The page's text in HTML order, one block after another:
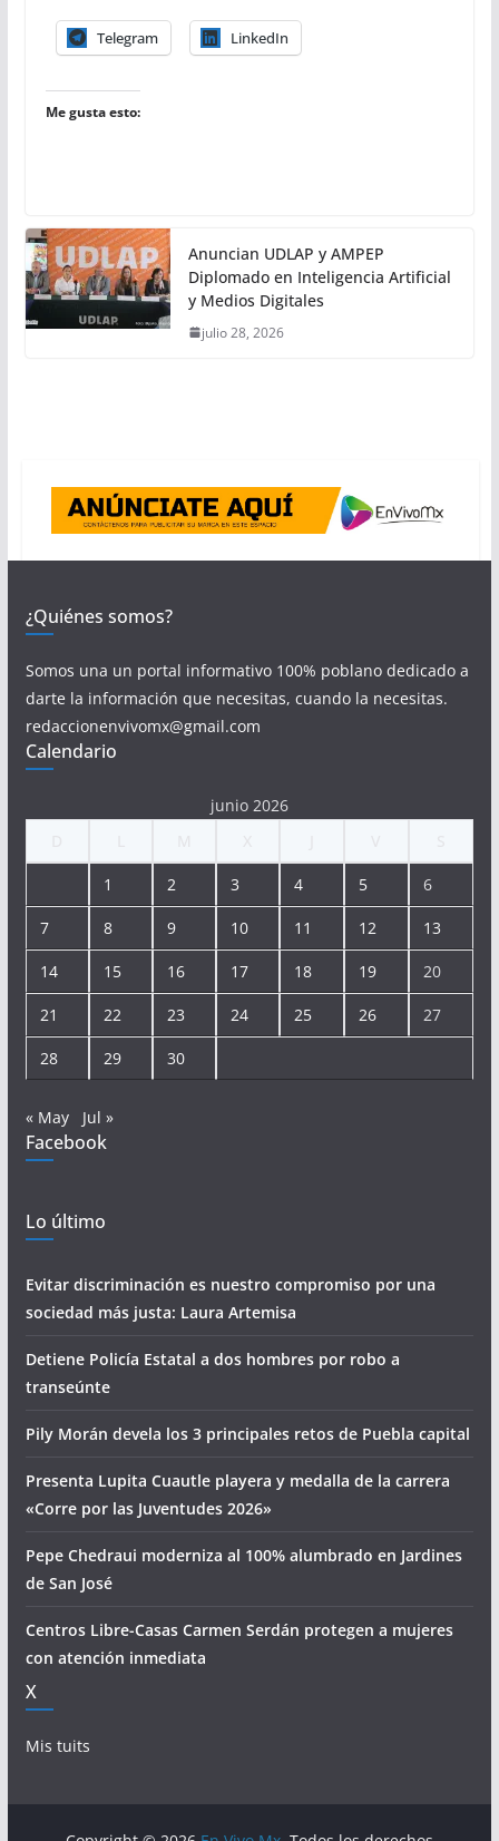
Telegram LinkedIn
Me gusta esto:
Anuncian UDLAP y AMPEP
Diplomado en Inteligencia Artificial
y Medios Digitales
julio 28, 2026
¿Quiénes somos?
Somos una un portal informativo 100% poblano dedicado a
darte la información que necesitas, cuando la necesitas.
redaccionenvivomx@gmail.com
Calendario
junio 2026
1 2 3 4 5 6
7 8 9 10 11 12 13
14 15 16 17 18 19 20
21 22 23 24 25 26 27
28 29 30
« May Jul »
Facebook
Lo último
Evitar discriminación es nuestro compromiso por una
sociedad más justa: Laura Artemisa
Detiene Policía Estatal a dos hombres por robo a
transeúnte
Pily Morán devela los 3 principales retos de Puebla capital
Presenta Lupita Cuautle playera y medalla de la carrera
«Corre por las Juventudes 2026»
Pepe Chedraui moderniza al 100% alumbrado en Jardines
de San José
Centros Libre-Casas Carmen Serdán protegen a mujeres
con atención inmediata
X
Mis tuits